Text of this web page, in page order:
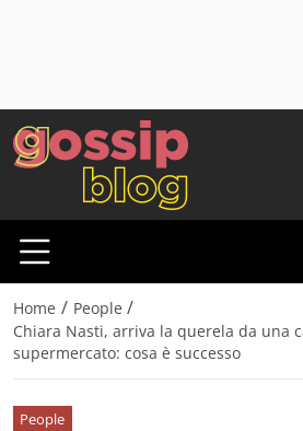
Home / People /
Chiara Nasti, arriva la querela da una
supermercato: cosa è successo
People